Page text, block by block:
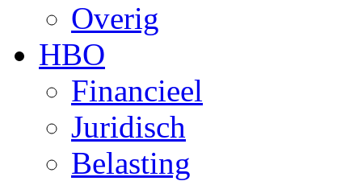
Overig
HBO
Financieel
Juridisch
Belasting